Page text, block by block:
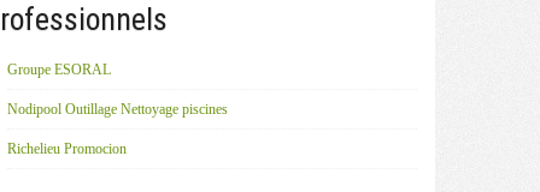
Groupe ESORAL
Nodipool Outillage Nettoyage piscines
Richelieu Promocion